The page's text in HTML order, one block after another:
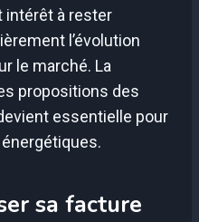
intérêt à rester
l’évolution
le marché. La
propositions des
essentielle pour
sa facture